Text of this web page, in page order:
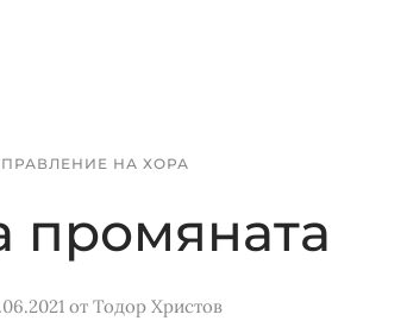
НА ХОРА
промяната
от Тодор Христов